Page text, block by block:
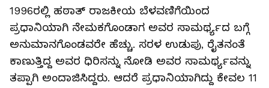
1996ರಲ್ಲಿ ಹಠಾತ್ ರಾಜಕೀಯ ಬೆಳವಣಿಗೆಯಿಂದ
ಪ್ರಧಾನಿಯಾಗಿ ನೇಮಕಗೊಂಡಾಗ ಅವರ ಸಾಮರ್ಥ್ಯದ ಬಗ್ಗೆ
ಅನುಮಾನಗೊಂಡವರೇ ಹೆಚ್ಚು. ಸರಳ ಉಡುಪು, ರೈತನಂತೆ
ಕಾಣುತ್ತಿದ್ದ ಅವರ ಧಿರಿಸನ್ನು ನೋಡಿ ಅವರ ಸಾಮರ್ಥ್ಯವನ್ನು
ತಪ್ಪಾಗಿ ಅಂದಾಜಿಸಿದ್ದರು. ಆದರೆ ಪ್ರಧಾನಿಯಾಗಿದ್ದು ಕೇವಲ 11